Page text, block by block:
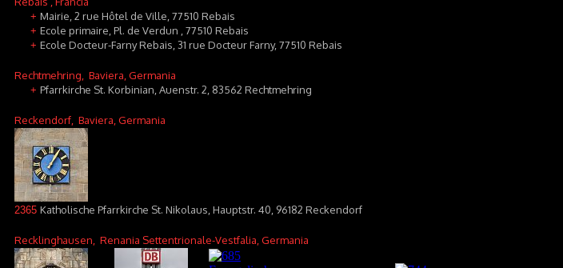
+ Mairie, 2 rue Hôtel de Ville, 77510 Rebais
+ Ecole primaire, Pl. de Verdun , 77510 Rebais
+ Ecole Docteur-Farny Rebais, 31 rue Docteur Farny, 77510 Rebais
Rechtmehring , Baviera, Germania
+ Pfarrkirche St. Korbinian, Auenstr. 2, 83562 Rechtmehring
Reckendorf , Baviera, Germania
2365 Katholische Pfarrkirche St. Nikolaus, Hauptstr. 40, 96182 Reckendorf
Recklinghausen , Renania Settentrionale-Vestfalia, Germania